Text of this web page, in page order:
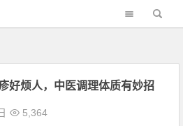
好烦人，中医调理体质有妙招
5,364